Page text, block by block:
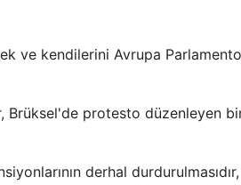
ve kendilerini Avrupa
Brüksel'de protesto düzenleyen
derhal